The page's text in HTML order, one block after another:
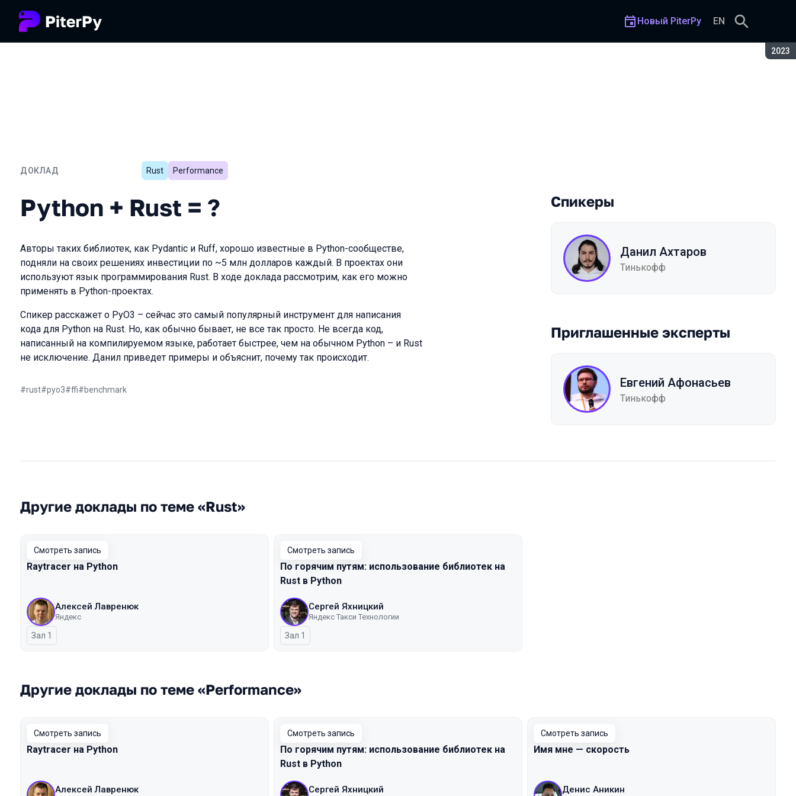
2023
Новый PiterPy EN
ДОКЛАД
Python + Rust = ?
Rust Performance
Python + Rust = ?
Авторы таких библиотек, как Pydantic и Ruff, хорошо известные в Python-сообществе,
подняли на своих решениях инвестиции по ~5 млн долларов каждый. В проектах они
используют язык программирования Rust. В ходе доклада рассмотрим, как его можно
применять в Python-проектах.
Спикер расскажет о PyO3 – сейчас это самый популярный инструмент для написания
кода для Python на Rust. Но, как обычно бывает, не все так просто. Не всегда код,
написанный на компилируемом языке, работает быстрее, чем на обычном Python – и Rust
не исключение. Данил приведет примеры и объяснит, почему так происходит.
#rust#pyo3#ffi#benchmark
Спикеры
Данил Ахтаров
Тинькофф
Приглашенные эксперты
Евгений Афонасьев
Тинькофф
Другие доклады по теме «Rust»
Смотреть запись
Raytracer на Python
Алексей Лавренюк
Яндекс
Зал 1
Смотреть запись
По горячим путям: использование библиотек на
Rust в Python
Сергей Яхницкий
Яндекс Такси Технологии
Зал 1
Другие доклады по теме «Performance»
Смотреть запись
Raytracer на Python
Алексей Лавренюк
Смотреть запись
По горячим путям: использование библиотек на
Rust в Python
Сергей Яхницкий
Смотреть запись
Имя мне — скорость
Денис Аникин